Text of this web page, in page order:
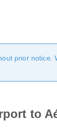
prior notice.
to